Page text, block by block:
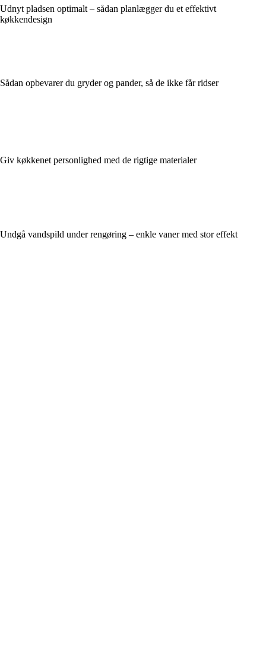
Udnyt pladsen optimalt – sådan planlægger du et effektivt
køkkendesign
Sådan opbevarer du gryder og pander, så de ikke får ridser
Giv køkkenet personlighed med de rigtige materialer
Undgå vandspild under rengøring – enkle vaner med stor effekt